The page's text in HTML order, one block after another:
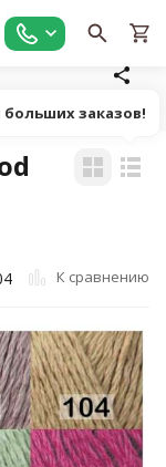
К сравнению
больших заказов!